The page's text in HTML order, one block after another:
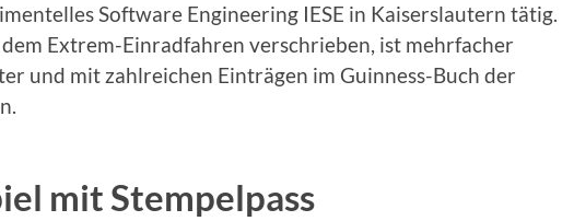
Software Engineering IESE in Kaiserslautern tätig.
Extrem-Einradfahren verschrieben, ist mehrfacher
und mit zahlreichen Einträgen im Guinness-Buch der
mit Stempelpass